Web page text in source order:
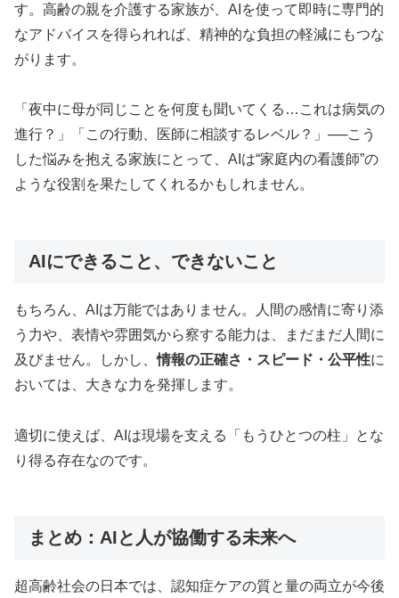
す。高齢の親を介護する家族が、AIを使って即時に専門的
なアドバイスを得られれば、精神的な負担の軽減にもつな
がります。
「夜中に母が同じことを何度も聞いてくる…これは病気の
進行？」「この行動、医師に相談するレベル？」──こう
した悩みを抱える家族にとって、AIは“家庭内の看護師”の
ような役割を果たしてくれるかもしれません。
AIにできること、できないこと
もちろん、AIは万能ではありません。人間の感情に寄り添
う力や、表情や雰囲気から察する能力は、まだまだ人間に
及びません。しかし、情報の正確さ・スピード・公平性に
おいては、大きな力を発揮します。
適切に使えば、AIは現場を支える「もうひとつの柱」とな
り得る存在なのです。
まとめ：AIと人が協働する未来へ
超高齢社会の日本では、認知症ケアの質と量の両立が今後